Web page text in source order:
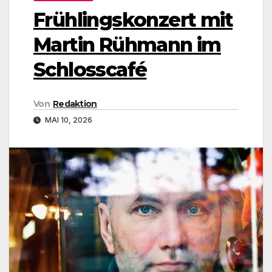
Frühlingskonzert mit
Martin Rühmann im
Schlosscafé
Von Redaktion
MAI 10, 2026